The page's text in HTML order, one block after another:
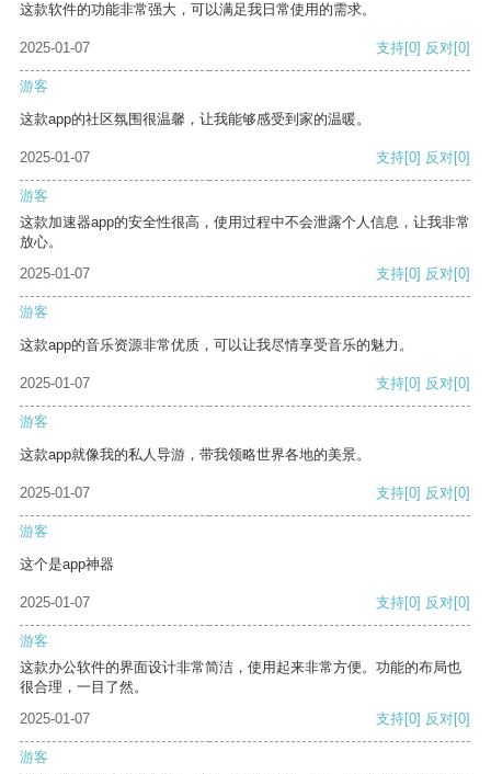
这款软件的功能非常强大，可以满足我日常使用的需求。
2025-01-07 支持[0] 反对[0]
游客
这款app的社区氛围很温馨，让我能够感受到家的温暖。
2025-01-07 支持[0] 反对[0]
游客
这款加速器app的安全性很高，使用过程中不会泄露个人信息，让我非常
放心。
2025-01-07
支持[0] 反对[0]
游客
这款app的音乐资源非常优质，可以让我尽情享受音乐的魅力。
2025-01-07 支持[0] 反对[0]
游客
这款app就像我的私人导游，带我领略世界各地的美景。
2025-01-07 支持[0] 反对[0]
游客
这个是app神器
2025-01-07 支持[0] 反对[0]
游客
这款办公软件的界面设计非常简洁，使用起来非常方便。功能的布局也
很合理，一目了然。
2025-01-07
支持[0] 反对[0]
游客